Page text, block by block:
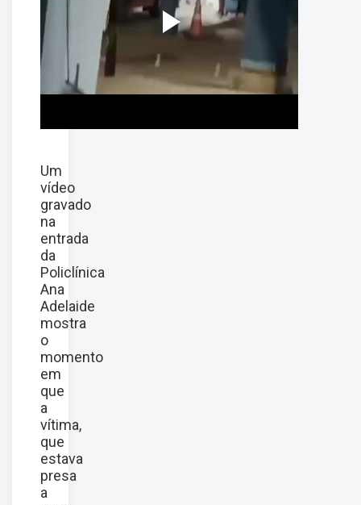
Um
vídeo
gravado
na
entrada
da
Policlínica
Ana
Adelaide
mostra
o
momento
em
que
a
vítima,
que
estava
presa
a